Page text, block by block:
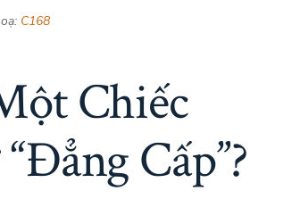
C168
Chiếc
Cấp”?